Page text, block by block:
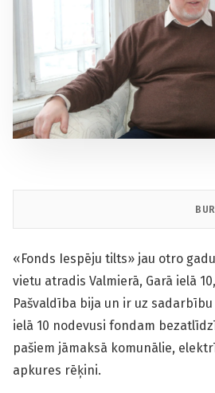
«Fonds Iespēju tilts» jau otro
vietu atradis Valmierā, Garā ielā
Pašvaldība bija un ir uz
ielā 10 nodevusi fondam
pašiem jāmaksā komunālie,
apkures rēķini.